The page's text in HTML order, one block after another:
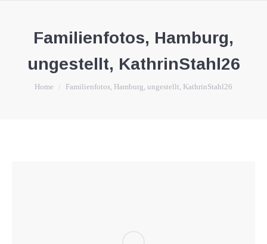
Familienfotos, Hamburg,
ungestellt, KathrinStahl26
You are here:
Home Familienfotos, Hamburg, ungestellt, KathrinStahl26